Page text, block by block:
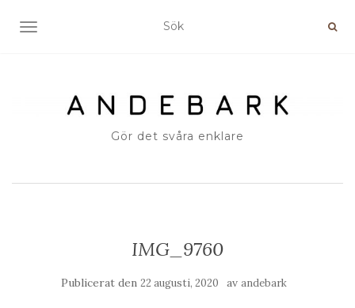
SLÅ PÅ/AV NAVIGERING
Gör det svåra enklare
IMG_9760
Publicerat den 22 augusti, 2020 av andebark